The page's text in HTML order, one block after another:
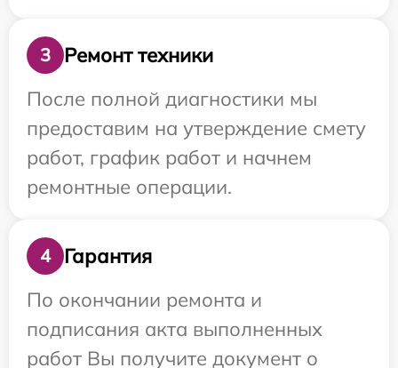
3
Ремонт техники
После полной диагностики мы
предоставим на утверждение смету
работ, график работ и начнем
ремонтные операции.
4
Гарантия
По окончании ремонта и
подписания акта выполненных
работ Вы получите документ о